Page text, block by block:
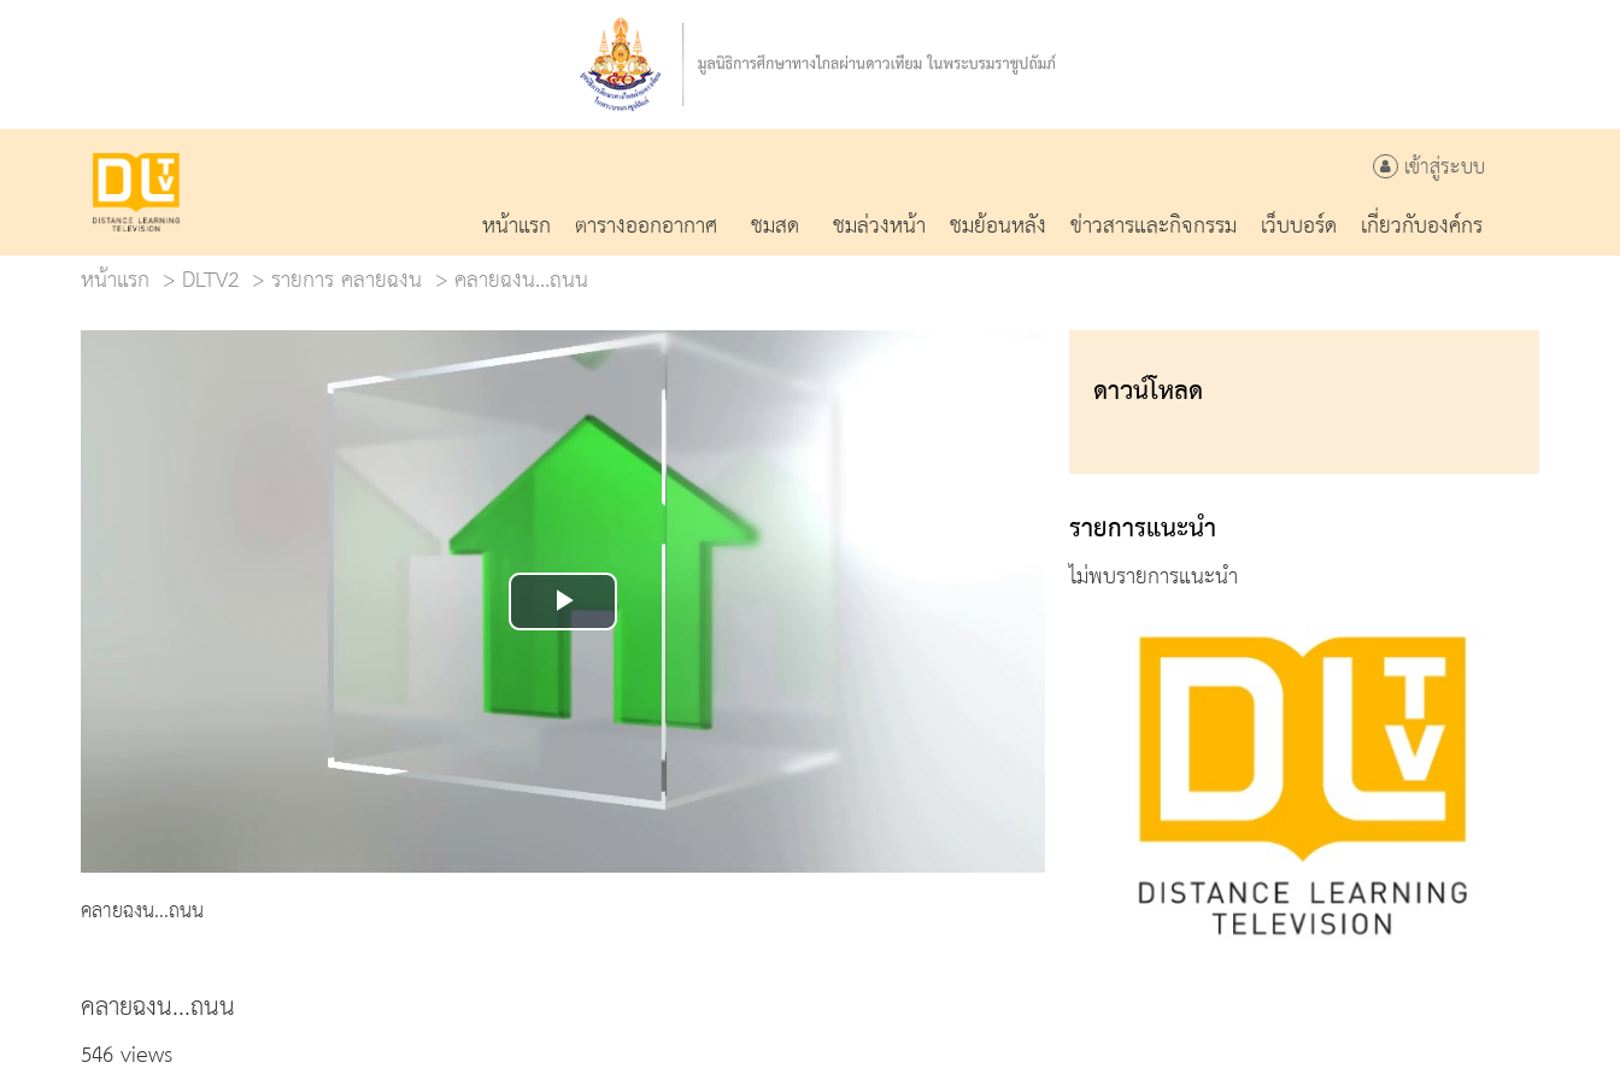
เข้าสู่ระบบ
หน้าแรก ตารางออกอากาศ ชมสด ชมล่วงหน้า ชมย้อนหลัง ข่าวสารและกิจกรรม เว็บบอร์ด
เกี่ยวกับองค์กร
หน้าแรก
DLTV2 รายการ คลายฉงน คลายฉงน...ถนน
Play
คลายฉงน...ถนน
คลายฉงน...ถนน
546 views
ดาวน์โหลด
รายการแนะนำ
ไม่พบรายการแนะนำ